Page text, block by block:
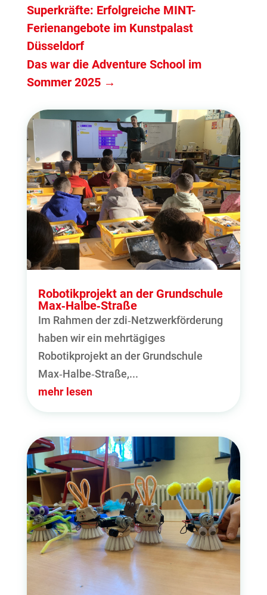
Superkräfte: Erfolgreiche MINT-
Ferienangebote im Kunstpalast
Düsseldorf
Das war die Adventure School im
Sommer 2025→
Robotikprojekt an der Grundschule
Max‑Halbe‑Straße
Im Rahmen der zdi‑Netzwerkförderung
haben wir ein mehrtägiges
Robotikprojekt an der Grundschule
Max‑Halbe‑Straße,...
mehr lesen